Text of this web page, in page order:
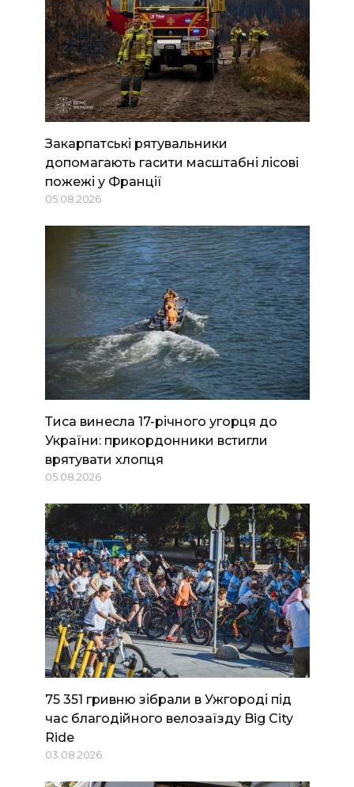
Закарпатські рятувальники
допомагають гасити масштабні лісові
пожежі у Франції
05.08.2026
Тиса винесла 17-річного угорця до
України: прикордонники встигли
врятувати хлопця
05.08.2026
75 351 гривню зібрали в Ужгороді під
час благодійного велозаїзду Big Сity
Ride
03.08.2026